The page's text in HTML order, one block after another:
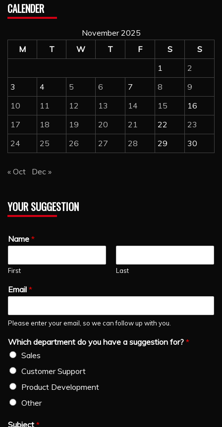
CALENDER
November 2025
M
T W T F S
S
1
2
3
4 5 6 7 8
9
10
11 12 13 14 15
16
17
18 19 20 21 22
23
24
25 26 27 28 29 30
« Oct Dec »
YOUR SUGGESTION
Name *
First Last
Email *
Please enter your email, so we can follow up with you.
Which department do you have a suggestion for? *
Sales
Customer Support
Product Development
Other
Subject *